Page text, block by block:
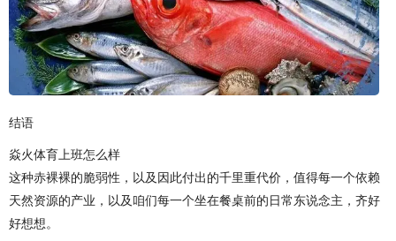
结语
焱火体育上班怎么样
这种赤裸裸的脆弱性，以及因此付出的千里重代价，值得每一个依赖
天然资源的产业，以及咱们每一个坐在餐桌前的日常东说念主，齐好
好想想。